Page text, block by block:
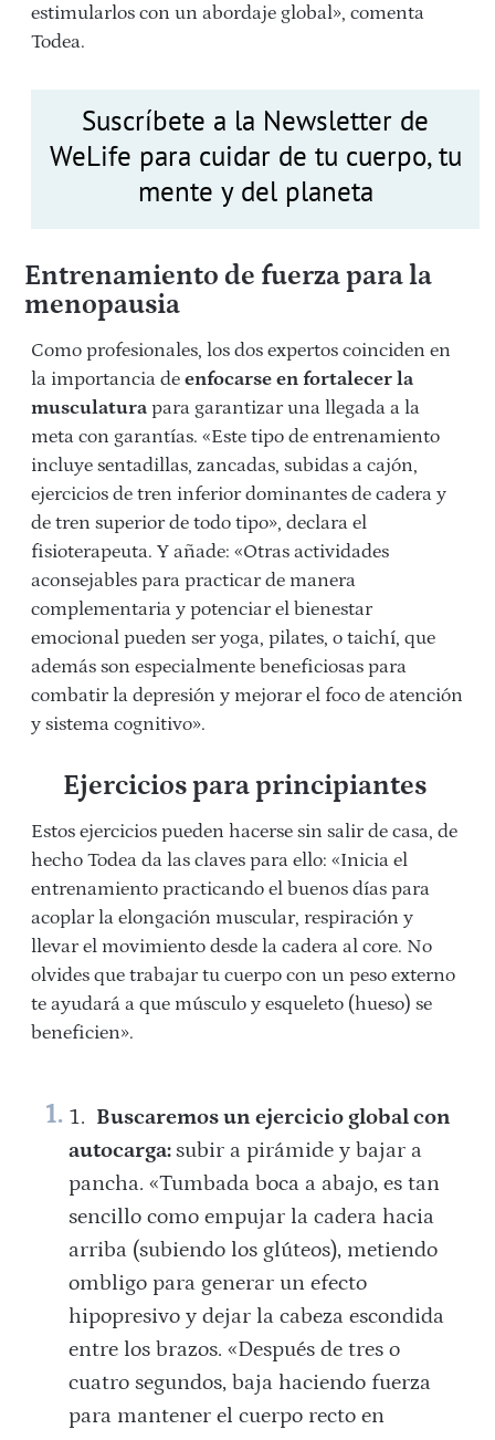
estimularlos con un abordaje global», comenta
Todea.
Suscríbete a la Newsletter de
WeLife para cuidar de tu cuerpo, tu
mente y del planeta
Entrenamiento de fuerza para la
menopausia
Como profesionales, los dos expertos coinciden en
la importancia de enfocarse en fortalecer la
musculatura para garantizar una llegada a la
meta con garantías. «Este tipo de entrenamiento
incluye sentadillas, zancadas, subidas a cajón,
ejercicios de tren inferior dominantes de cadera y
de tren superior de todo tipo», declara el
fisioterapeuta. Y añade: «Otras actividades
aconsejables para practicar de manera
complementaria y potenciar el bienestar
emocional pueden ser yoga, pilates, o taichí, que
además son especialmente beneficiosas para
combatir la depresión y mejorar el foco de atención
y sistema cognitivo».
Ejercicios para principiantes
Estos ejercicios pueden hacerse sin salir de casa, de
hecho Todea da las claves para ello: «Inicia el
entrenamiento practicando el buenos días para
acoplar la elongación muscular, respiración y
llevar el movimiento desde la cadera al core. No
olvides que trabajar tu cuerpo con un peso externo
te ayudará a que músculo y esqueleto (hueso) se
beneficien».
Buscaremos un ejercicio global con
autocarga:subir a pirámide y bajar a
pancha. «Tumbada boca a abajo, es tan
sencillo como empujar la cadera hacia
arriba (subiendo los glúteos), metiendo
ombligo para generar un efecto
hipopresivo y dejar la cabeza escondida
entre los brazos. «Después de tres o
cuatro segundos, baja haciendo fuerza
para mantener el cuerpo recto en